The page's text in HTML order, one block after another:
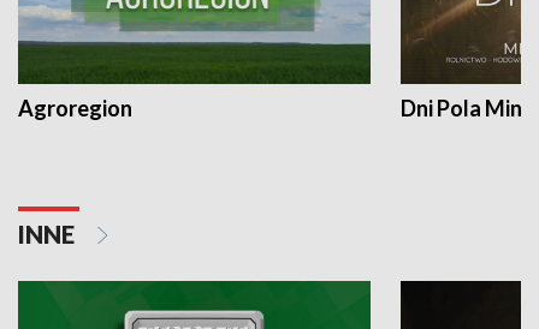
Agroregion Dni Pola
INNE